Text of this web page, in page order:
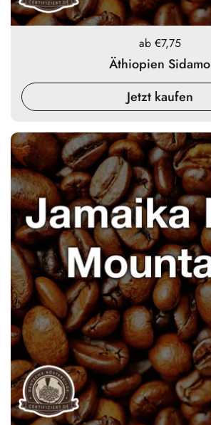
Preis:
ab €7,75
Äthiopien Sidamo
Jetzt kaufen